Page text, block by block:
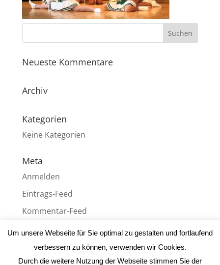
Neueste Kommentare
Archiv
Kategorien
Keine Kategorien
Meta
Anmelden
Eintrags-Feed
Kommentar-Feed
WordPress.org
Um unsere Webseite für Sie optimal zu gestalten und fortlaufend
verbessern zu können, verwenden wir Cookies.
Durch die weitere Nutzung der Webseite stimmen Sie der